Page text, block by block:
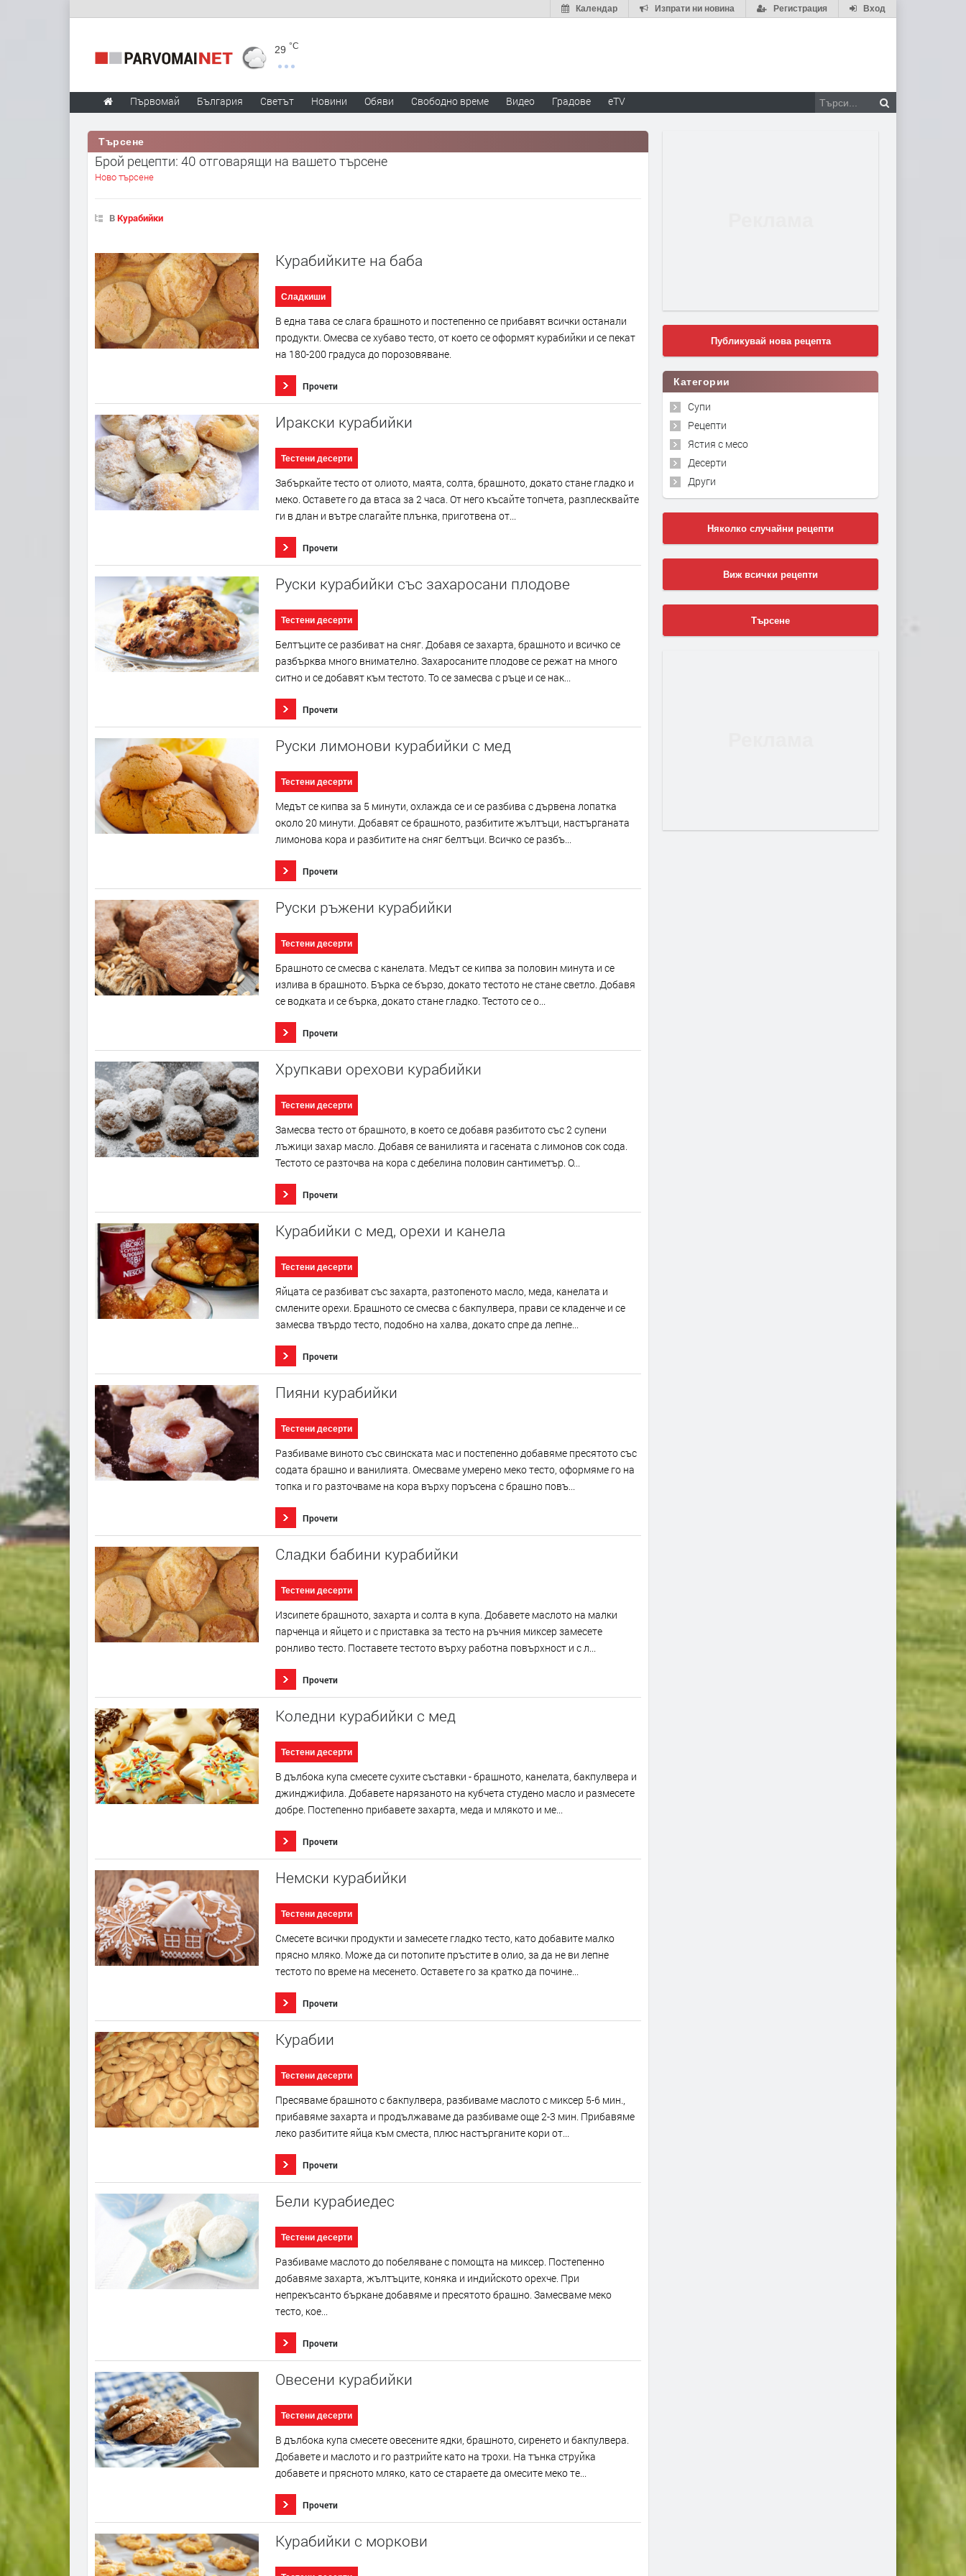
Вход
Регистрация
Изпрати ни новина
Календар
29 °C
Първомай България Светът Новини Обяви Свободно време Видео Градове eTV
Търсене
Брой рецепти: 40 отговарящи на вашето търсене
Ново търсене
ВКурабийки
Курабийките на баба
Сладкиши
В една тава се слага брашното и постепенно се прибавят всички останали
продукти. Омесва се хубаво тесто, от което се оформят курабийки и се пекат
на 180-200 градуса до порозовяване.
Прочети
Иракски курабийки
Тестени десерти
Забъркайте тесто от олиото, маята, солта, брашното, докато стане гладко и
меко. Оставете го да втаса за 2 часа. От него късайте топчета, разплесквайте
ги в длан и вътре слагайте плънка, приготвена от...
Прочети
Руски курабийки със захаросани плодове
Тестени десерти
Белтъците се разбиват на сняг. Добавя се захарта, брашното и всичко се
разбърква много внимателно. Захаросаните плодове се режат на много
ситно и се добавят към тестото. То се замесва с ръце и се нак...
Прочети
Руски лимонови курабийки с мед
Тестени десерти
Медът се кипва за 5 минути, охлажда се и се разбива с дървена лопатка
около 20 минути. Добавят се брашното, разбитите жълтъци, настърганата
лимонова кора и разбитите на сняг белтъци. Всичко се разбъ...
Прочети
Руски ръжени курабийки
Тестени десерти
Брашното се смесва с канелата. Медът се кипва за половин минута и се
излива в брашното. Бърка се бързо, докато тестото не стане светло. Добавя
се водката и се бърка, докато стане гладко. Тестото се о...
Прочети
Хрупкави орехови курабийки
Тестени десерти
Замесва тесто от брашното, в което се добавя разбитото със 2 супени
лъжици захар масло. Добавя се ванилията и гасената с лимонов сок сода.
Тестото се разточва на кора с дебелина половин сантиметър. О...
Прочети
Курабийки с мед, орехи и канела
Тестени десерти
Яйцата се разбиват със захарта, разтопеното масло, меда, канелата и
смлените орехи. Брашното се смесва с бакпулвера, прави се кладенче и се
замесва твърдо тесто, подобно на халва, докато спре да лепне...
Прочети
Пияни курабийки
Тестени десерти
Разбиваме виното със свинската мас и постепенно добавяме пресятото със
содата брашно и ванилията. Омесваме умерено меко тесто, оформяме го на
топка и го разточваме на кора върху поръсена с брашно повъ...
Прочети
Сладки бабини курабийки
Тестени десерти
Изсипете брашното, захарта и солта в купа. Добавете маслото на малки
парченца и яйцето и с приставка за тесто на ръчния миксер замесете
ронливо тесто. Поставете тестото върху работна повърхност и с л...
Прочети
Коледни курабийки с мед
Тестени десерти
В дълбока купа смесете сухите съставки - брашното, канелата, бакпулвера и
джинджифила. Добавете нарязаното на кубчета студено масло и размесете
добре. Постепенно прибавете захарта, меда и млякото и ме...
Прочети
Немски курабийки
Тестени десерти
Смесете всички продукти и замесете гладко тесто, като добавите малко
прясно мляко. Може да си потопите пръстите в олио, за да не ви лепне
тестото по време на месенето. Оставете го за кратко да почине...
Прочети
Курабии
Тестени десерти
Пресяваме брашното с бакпулвера, разбиваме маслото с миксер 5-6 мин.,
прибавяме захарта и продължаваме да разбиваме още 2-3 мин. Прибавяме
леко разбитите яйца към сместа, плюс настърганите кори от...
Прочети
Бели курабиедес
Тестени десерти
Разбиваме маслото до побеляване с помощта на миксер. Постепенно
добавяме захарта, жълтъците, коняка и индийското орехче. При
непрекъсанто бъркане добавяме и пресятото брашно. Замесваме меко
тесто, кое...
Прочети
Овесени курабийки
Тестени десерти
В дълбока купа смесете овесените ядки, брашното, сиренето и бакпулвера.
Добавете и маслото и го разтрийте като на трохи. На тънка струйка
добавете и прясното мляко, като се стараете да омесите меко те...
Прочети
Курабийки с моркови
Публикувай нова рецепта
Категории
Супи
Рецепти
Ястия с месо
Десерти
Други
Няколко случайни рецепти
Виж всички рецепти
Търсене